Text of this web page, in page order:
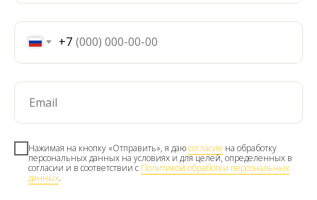
+7
Нажимая на кнопку «Отправить», я даюсогласие на обработку
персональных данных на условиях и для целей, определенных в
согласии и в соответствии с Политикой обработки персональных
данных.